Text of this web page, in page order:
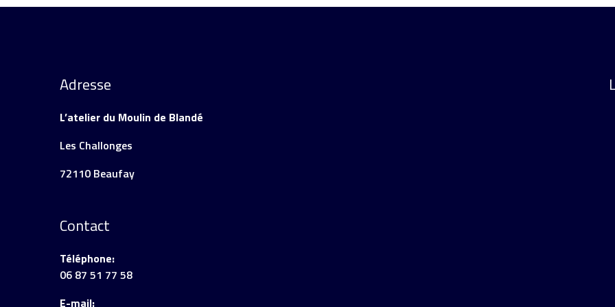
Adresse
L’atelier du Moulin de Blandé
Les Challonges
72110 Beaufay
Contact
Téléphone:
06 87 51 77 58
E-mail: